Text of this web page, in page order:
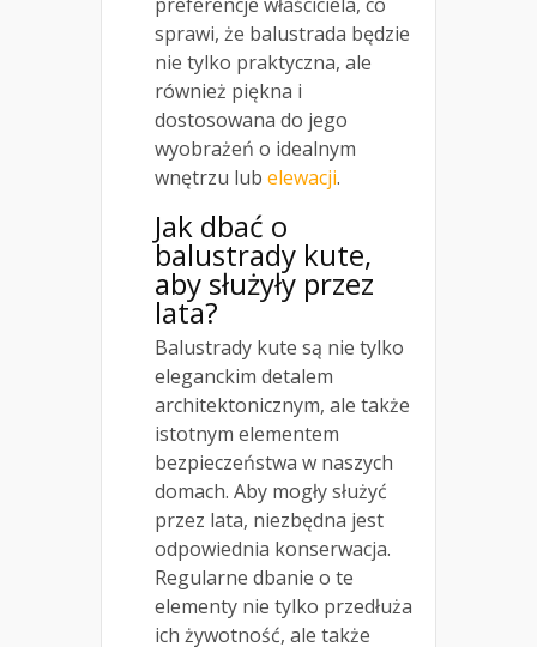
sprawi, że balustrada będzie
nie tylko praktyczna, ale
również piękna i
dostosowana do jego
wyobrażeń o idealnym
wnętrzu lub elewacji.
Jak dbać o
balustrady kute,
aby służyły przez
lata?
Balustrady kute są nie tylko
eleganckim detalem
architektonicznym, ale także
istotnym elementem
bezpieczeństwa w naszych
domach. Aby mogły służyć
przez lata, niezbędna jest
odpowiednia konserwacja.
Regularne dbanie o te
elementy nie tylko przedłuża
ich żywotność, ale także